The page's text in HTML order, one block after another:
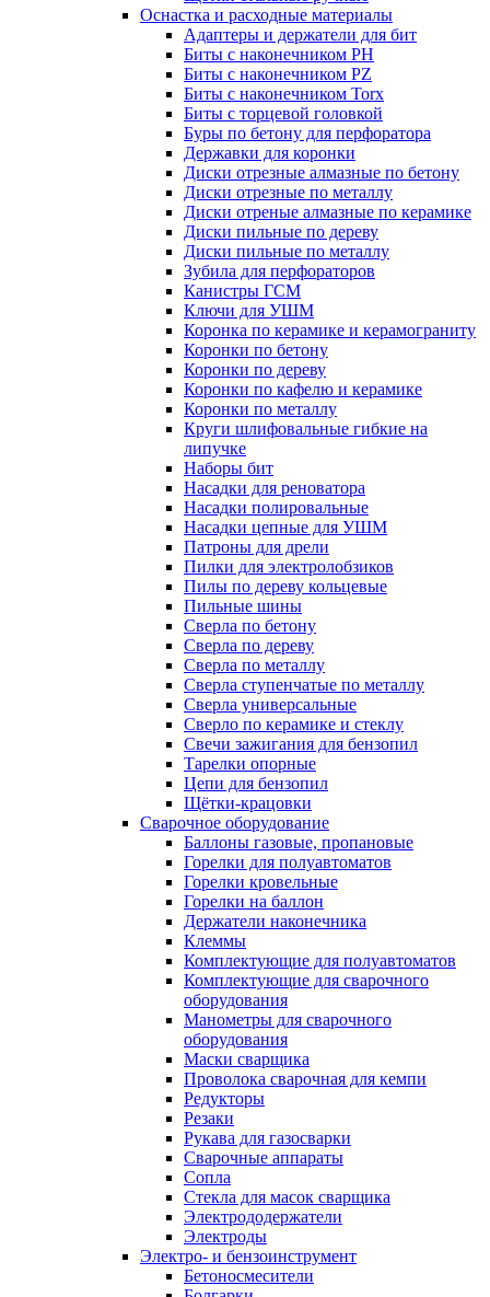
Оснастка и расходные материалы
Адаптеры и держатели для бит
Биты с наконечником PH
Биты с наконечником PZ
Биты с наконечником Torx
Биты с торцевой головкой
Буры по бетону для перфоратора
Державки для коронки
Диски отрезные алмазные по бетону
Диски отрезные по металлу
Диски отреные алмазные по керамике
Диски пильные по дереву
Диски пильные по металлу
Зубила для перфораторов
Канистры ГСМ
Ключи для УШМ
Коронка по керамике и керамограниту
Коронки по бетону
Коронки по дереву
Коронки по кафелю и керамике
Коронки по металлу
Круги шлифовальные гибкие на
липучке
Наборы бит
Насадки для реноватора
Насадки полировальные
Насадки цепные для УШМ
Патроны для дрели
Пилки для электролобзиков
Пилы по дереву кольцевые
Пильные шины
Сверла по бетону
Сверла по дереву
Сверла по металлу
Сверла ступенчатые по металлу
Сверла универсальные
Сверло по керамике и стеклу
Свечи зажигания для бензопил
Тарелки опорные
Цепи для бензопил
Щётки-крацовки
Сварочное оборудование
Баллоны газовые, пропановые
Горелки для полуавтоматов
Горелки кровельные
Горелки на баллон
Держатели наконечника
Клеммы
Комплектующие для полуавтоматов
Комплектующие для сварочного
оборудования
Манометры для сварочного
оборудования
Маски сварщика
Проволока сварочная для кемпи
Редукторы
Резаки
Рукава для газосварки
Сварочные аппараты
Сопла
Стекла для масок сварщика
Электрододержатели
Электроды
Электро- и бензоинструмент
Бетоносмесители